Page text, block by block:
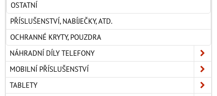
OSTATNÍ
PŘÍSLUŠENSTVÍ, NABÍJEČKY, ATD.
OCHRANNÉ KRYTY, POUZDRA
NÁHRADNÍ DÍLY TELEFONY
MOBILNÍ PŘÍSLUŠENSTVÍ
TABLETY